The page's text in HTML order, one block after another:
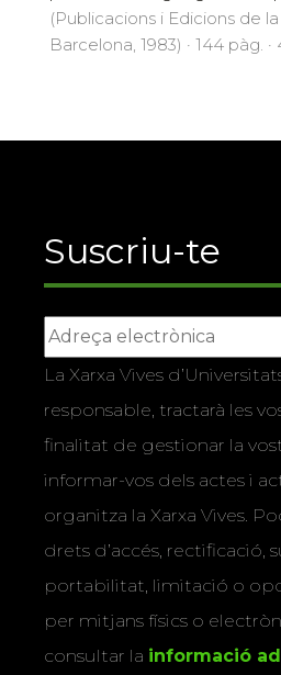
(Publicacions i Edicions de
Barcelona, 1983) · 144 pàg. ·
Suscriu-te
La Xarxa Vives
responsable, tractarà les
finalitat de gestionar la
informar-vos dels actes i
organitza la Xarxa Vives.
drets d’accés, rectificació,
portabilitat, limitació o
per mitjans físics o
consultar la informació